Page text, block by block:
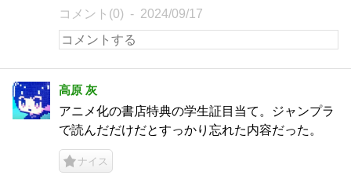
コメント(0) 2024/09/17
高原 灰
アニメ化の書店特典の学生証目当て。ジャンプラ
で読んだだけだとすっかり忘れた内容だった。
ナイス